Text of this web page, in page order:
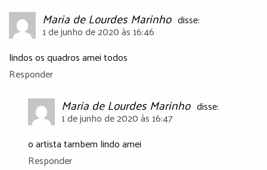
Maria de Lourdes Marinho disse:
1 de junho de 2020 às 16:46
lindos os quadros amei todos
Responder
Maria de Lourdes Marinho disse:
1 de junho de 2020 às 16:47
o artista tambem lindo amei
Responder